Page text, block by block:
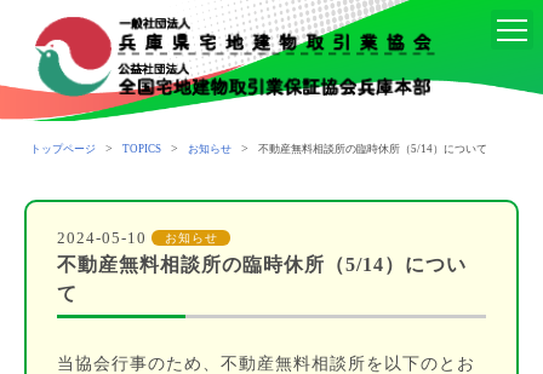
トップページ > TOPICS > お知らせ > 不動産無料相談所の臨時休所（5/14）について
2024-05-10 お知らせ
不動産無料相談所の臨時休所（5/14）につい
て
当協会行事のため、不動産無料相談所を以下のとお